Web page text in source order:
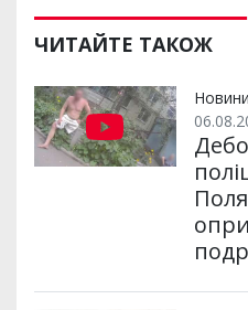
и
р
и
и
e
b
o
k
t
t
e
i
l
e
m
ЧИТАЙТЕ ТАКОЖ